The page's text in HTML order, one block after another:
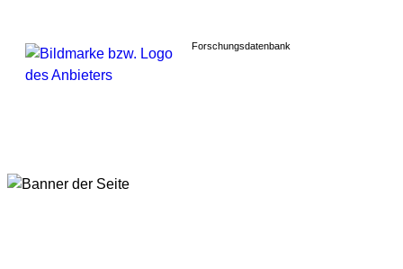
Forschungsdatenbank